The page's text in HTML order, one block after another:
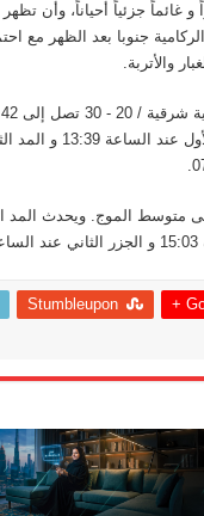
غائماً جزئياً أحياناً، وأن
جنوبا بعد الظهر مع
والأتربة.
Stumbleupon